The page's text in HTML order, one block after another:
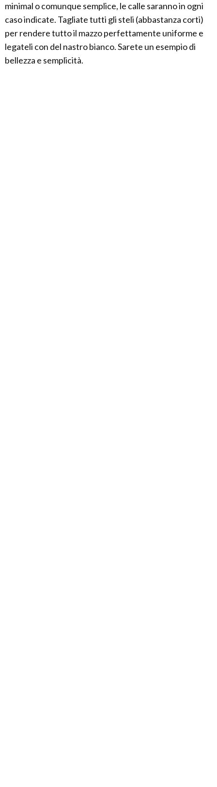
minimal o comunque semplice, le calle saranno in ogni
caso indicate. Tagliate tutti gli steli (abbastanza corti)
per rendere tutto il mazzo perfettamente uniforme e
legateli con del nastro bianco. Sarete un esempio di
bellezza e semplicità.